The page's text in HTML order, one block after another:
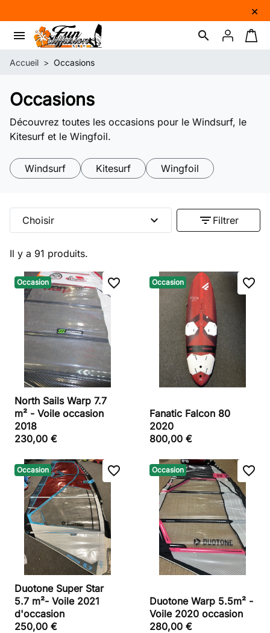
×
search
menu Connexion
Accueil Occasions
Occasions
Découvrez toutes les occasions pour le Windsurf, le
Kitesurf et le Wingfoil.
Windsurf Kitesurf Wingfoil
Il y a 91 produits.
Choisir expand_more filter_list Filtrer
Occasion favorite_border
North Sails Warp 7.7
m² - Voile occasion
2018
230,00 €
Occasion favorite_border
Fanatic Falcon 80
2020
800,00 €
Occasion favorite_border
Duotone Super Star
5.7 m²- Voile 2021
d'occasion
250,00 €
Occasion favorite_border
Duotone Warp 5.5m² -
Voile 2020 occasion
280,00 €